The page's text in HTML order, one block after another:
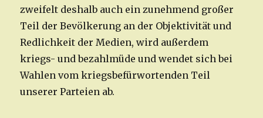
zweifelt deshalb auch ein zunehmend großer
Teil der Bevölkerung an der Objektivität und
Redlichkeit der Medien, wird außerdem
kriegs- und bezahlmüde und wendet sich bei
Wahlen vom kriegsbefürwortenden Teil
unserer Parteien ab.